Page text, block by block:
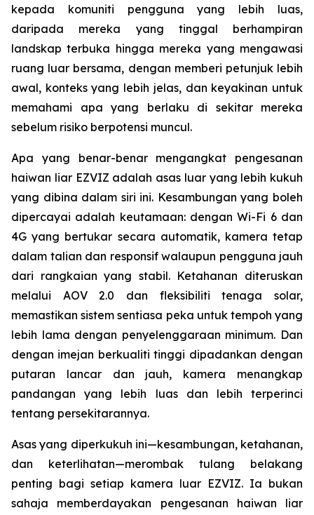
kepada komuniti pengguna yang lebih luas,
daripada mereka yang tinggal berhampiran
landskap terbuka hingga mereka yang mengawasi
ruang luar bersama, dengan memberi petunjuk lebih
awal, konteks yang lebih jelas, dan keyakinan untuk
memahami apa yang berlaku di sekitar mereka
sebelum risiko berpotensi muncul.
Apa yang benar-benar mengangkat pengesanan
haiwan liar EZVIZ adalah asas luar yang lebih kukuh
yang dibina dalam siri ini. Kesambungan yang boleh
dipercayai adalah keutamaan: dengan Wi-Fi 6 dan
4G yang bertukar secara automatik, kamera tetap
dalam talian dan responsif walaupun pengguna jauh
dari rangkaian yang stabil. Ketahanan diteruskan
melalui AOV 2.0 dan fleksibiliti tenaga solar,
memastikan sistem sentiasa peka untuk tempoh yang
lebih lama dengan penyelenggaraan minimum. Dan
dengan imejan berkualiti tinggi dipadankan dengan
putaran lancar dan jauh, kamera menangkap
pandangan yang lebih luas dan lebih terperinci
tentang persekitarannya.
Asas yang diperkukuh ini—kesambungan, ketahanan,
dan keterlihatan—merombak tulang belakang
penting bagi setiap kamera luar EZVIZ. Ia bukan
sahaja memberdayakan pengesanan haiwan liar